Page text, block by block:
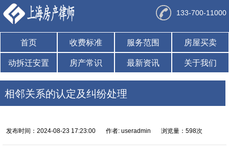
133-700-11000
首页 收费标准 服务范围 房屋买卖
动拆迁安置 房产常识 最新资讯 关于我们
相邻关系的认定及纠纷处理
发布时间：2024-08-23 17:23:00 作者: useradmin 浏览量：598次